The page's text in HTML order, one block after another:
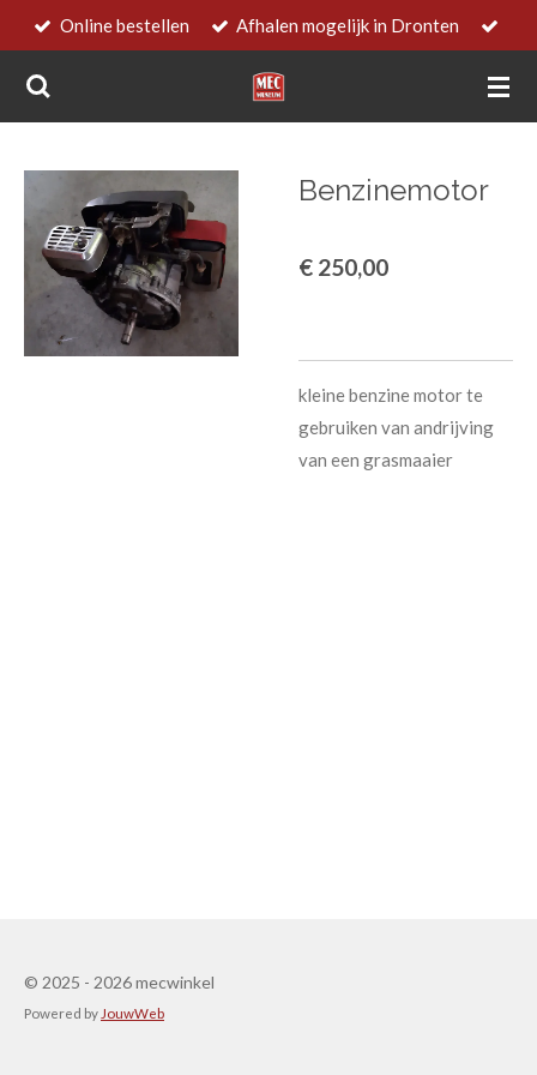
naar
de
Online bestellen Afhalen mogelijk in Dronten
Benzinemotor
€ 250,00
kleine benzine motor te
gebruiken van andrijving
van een grasmaaier
© 2025 - 2026 mecwinkel
Powered by JouwWeb